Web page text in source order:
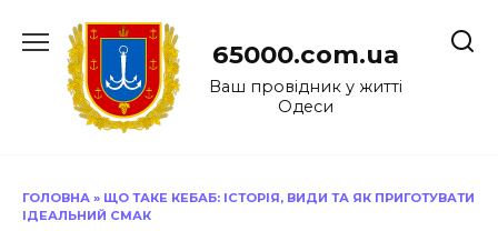
до
65000.com.ua
Ваш провідник у житті
Одеси
ГОЛОВНА » ЩО ТАКЕ КЕБАБ: ІСТОРІЯ, ВИДИ ТА ЯК ПРИГОТУВАТИ
ІДЕАЛЬНИЙ СМАК